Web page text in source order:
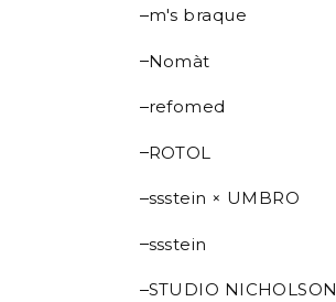
m's braque
Nomàt
refomed
ROTOL
ssstein × UMBRO
ssstein
STUDIO NICHOLSON